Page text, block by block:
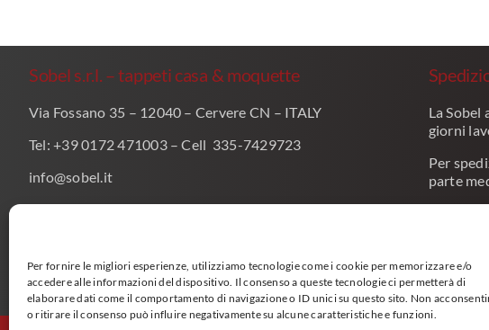
Per fornire le migliori esperienze, utilizziamo tecnologie come i cookie per memorizzare e/o
accedere alle informazioni del dispositivo. Il consenso a queste tecnologie ci permetterà di
elaborare dati come il comportamento di navigazione o ID unici su questo sito. Non
o ritirare il consenso può influire negativamente su alcune caratteristiche e funzioni.
Sobel s.r.l. – tappeti casa & moquette
Via Fossano 35 – 12040 – Cervere CN – ITALY
Tel: +39 0172 471003 – Cell 335-7429723
info@sobel.it
amministrazione@pec.sobel.it
PRIVACY POLICY
La
giorni
Per
parte
di
Sei un